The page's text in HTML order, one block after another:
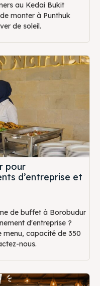
au Kedai Bukit
monter à Punthuk
de soleil.
pour
d’entreprise et
de buffet à Borobudur
d'entreprise ?
menu, capacité de 350
nous.